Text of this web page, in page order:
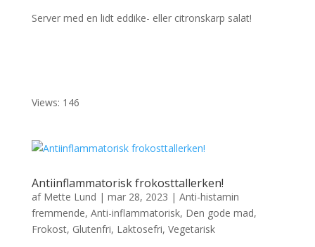
Server med en lidt eddike- eller citronskarp salat!
Views: 146
Antiinflammatorisk frokosttallerken!
af Mette Lund | mar 28, 2023 | Anti-histamin
fremmende, Anti-inflammatorisk, Den gode mad,
Frokost, Glutenfri, Laktosefri, Vegetarisk